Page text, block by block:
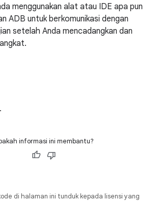
menggunakan alat atau IDE apa pun
ADB untuk berkomunikasi dengan
setelah Anda mencadangkan dan
.
informasi ini membantu?
di halaman ini tunduk kepada lisensi yang